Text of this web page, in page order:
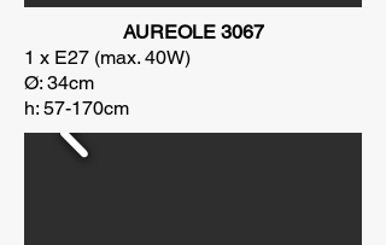
AUREOLE 3067
1 x E27 (max. 40W)
Ø: 34cm
h: 57-170cm